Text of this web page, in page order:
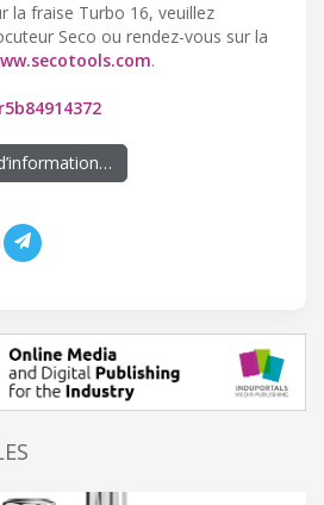
la fraise Turbo 16, veuillez
Seco ou rendez-vous sur la
.